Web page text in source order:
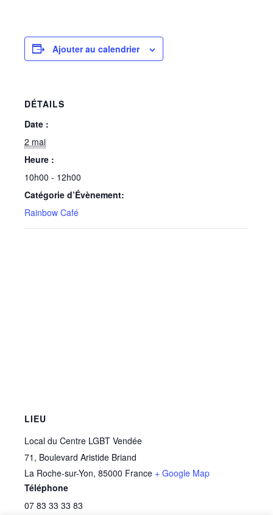
Ajouter au calendrier
DÉTAILS
Date :
2 mai
Heure :
10h00 - 12h00
Catégorie d’Évènement:
Rainbow Café
LIEU
Local du Centre LGBT Vendée
71, Boulevard Aristide Briand
La Roche-sur-Yon, 85000 France + Google Map
Téléphone
07 83 33 33 83